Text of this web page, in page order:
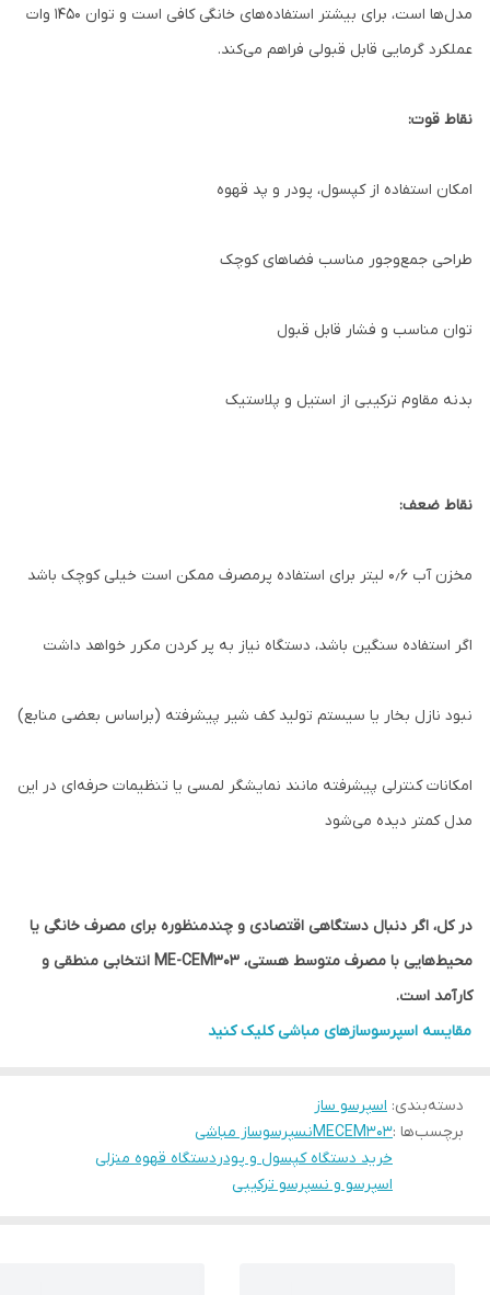
مدل‌ها است، برای بیشتر استفاده‌های خانگی کافی است و توان ۱۴۵۰ وات
عملکرد گرمایی قابل قبولی فراهم می‌کند.
نقاط قوت:
امکان استفاده از کپسول، پودر و پد قهوه
طراحی جمع‌وجور مناسب فضاهای کوچک
توان مناسب و فشار قابل قبول
بدنه مقاوم ترکیبی از استیل و پلاستیک
نقاط ضعف:
مخزن آب ۰٫۶ لیتر برای استفاده پرمصرف ممکن است خیلی کوچک باشد
اگر استفاده سنگین باشد، دستگاه نیاز به پر کردن مکرر خواهد داشت
نبود نازل بخار یا سیستم تولید کف شیر پیشرفته (براساس بعضی منابع)
امکانات کنترلی پیشرفته مانند نمایشگر لمسی یا تنظیمات حرفه‌ای در این
مدل کمتر دیده می‌شود
در کل، اگر دنبال دستگاهی اقتصادی و چندمنظوره برای مصرف خانگی یا
محیط‌هایی با مصرف متوسط هستی، ME-CEM303 انتخابی منطقی و
کارآمد است.
مقایسه اسپرسوسازهای مباشی کلیک کنید
دسته‌بندی: اسپرسو ساز
برچسب‌ها :MECEM303نسپرسوساز مباشی
خرید دستگاه کپسول و پودردستگاه قهوه منزلی
اسپرسو و نسپرسو ترکیبی